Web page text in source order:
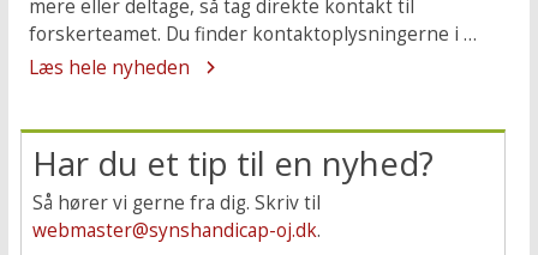
mere eller deltage, så tag direkte kontakt til
forskerteamet. Du finder kontaktoplysningerne i …
Læs hele nyheden
Har du et tip til en nyhed?
Så hører vi gerne fra dig. Skriv til
webmaster@synshandicap-oj.dk.